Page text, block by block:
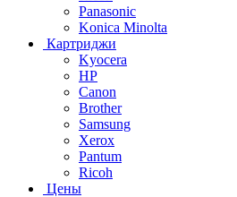
Panasonic
Konica Minolta
Картриджи
Kyocera
HP
Canon
Brother
Samsung
Xerox
Pantum
Ricoh
Цены